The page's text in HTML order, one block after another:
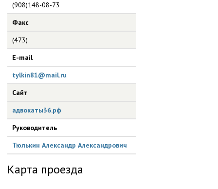
(908)148-08-73
Факс
(473)
E-mail
tylkin81@mail.ru
Сайт
адвокаты36.рф
Руководитель
Тюлькин Александр Александрович
Карта проезда